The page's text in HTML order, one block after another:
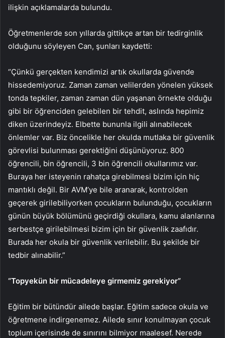
ilişkin açıklamalarda bulundu.
Öğretmenlerde son yıllarda gittikçe artan bir tedirginlik
olduğunu söyleyen Can, şunları kaydetti:
“Çünkü gerçekten kendimizi artık okullarda güvende
hissedemiyoruz. Zaman zaman velilerden yönelen yüksek
tonda tepkiler, zaman zaman dün yaşanan örnekte olduğu
gibi bir öğrenciden gelebilen bir tehdit, aslında hepimiz
diken üzerindeyiz. Elbette bununla ilgili alınabilecek
önlemler var. Biz öncelikle her okulda mutlaka bir güvenlik
görevlisi bulunması gerektiğini düşünüyoruz. 800
öğrencili, bin öğrencili, 3 bin öğrencili okullarımız var.
Buraya her isteyenin rahatça girebilmesi bizim için hiç
mantıklı değil. Bir AVM’ye bile aranarak, kontrolden
geçerek girilebiliyorken çocukların bulunduğu, çocukların
günün büyük bölümünü geçirdiği okullara, kamu alanlarına
serbestçe girilebilmesi bizim için bir güvenlik zaafıdır.
Burada her okula bir güvenlik verilebilir. Bu şekilde bir
tedbir alınabilir.”
“Topyekün bir mücadeleye girmemiz gerekiyor”
Eğitim bir bütündür ailede başlar. Eğitim sadece okula ve
öğretmene indirgenemez. Ailede sınır konulmayan çocuk
toplum içerisinde de sınırını bilmiyor maalesef. Nerede